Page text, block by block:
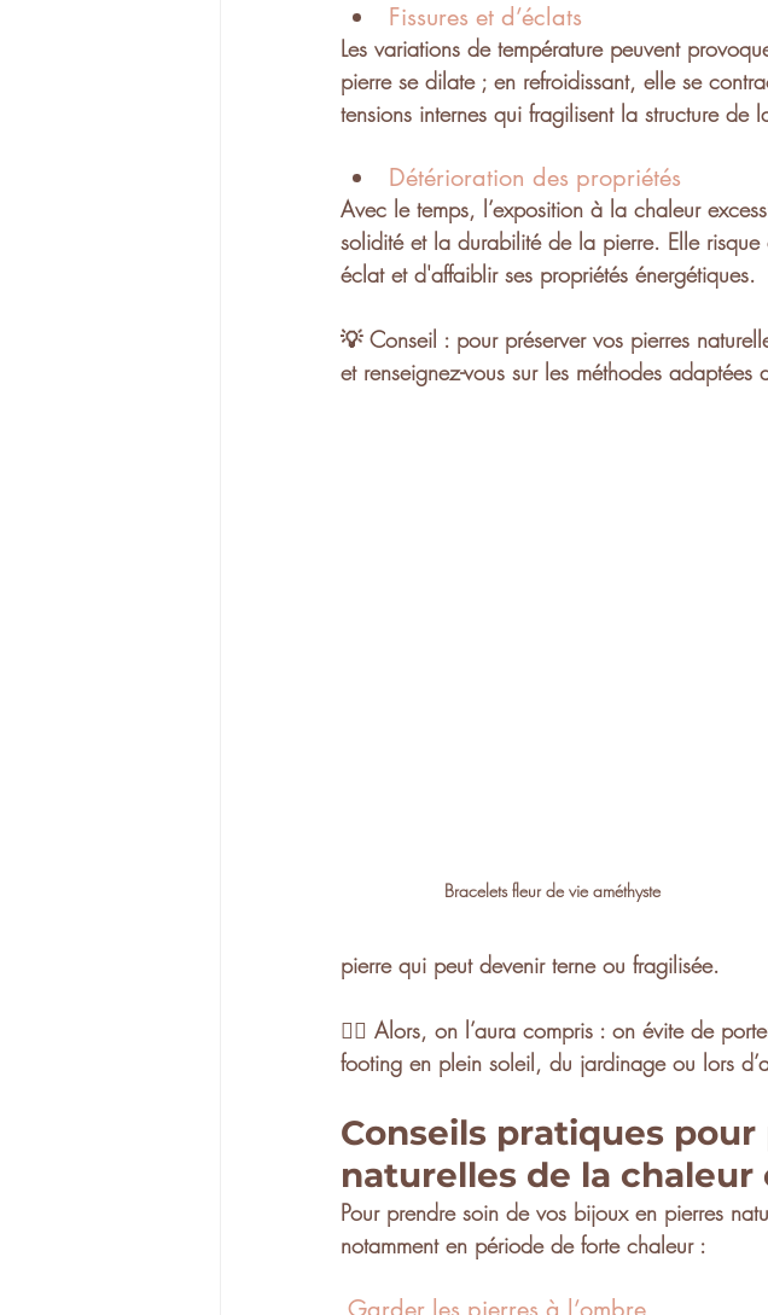
Fissures et d’éclats
Les variations de température peuvent
pierre se dilate ; en refroidissant, elle se
tensions internes qui fragilisent la structure de
Détérioration des propriétés
Avec le temps, l’exposition à la chaleur
solidité et la durabilité de la pierre. Elle risque
éclat et d'affaiblir ses propriétés énergétiques.
💡 Conseil : pour préserver vos pierres
et renseignez-vous sur les méthodes adaptées
Bracelets fleur de vie améthyste
pierre qui peut devenir terne ou fragilisée.
🏃‍♀️ Alors, on l’aura compris : on évite de
footing en plein soleil, du jardinage ou lors
Conseils pratiques
naturelles de la chaleur
Pour prendre soin de vos bijoux en pierres
notamment en période de forte chaleur :